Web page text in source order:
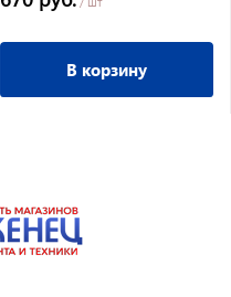
В корзину